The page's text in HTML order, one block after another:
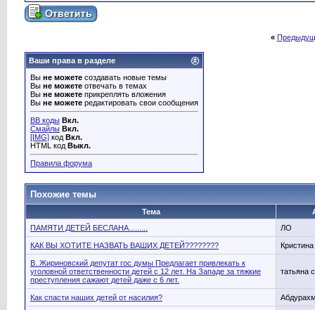
«
Ваши права в разделе
Вы не можете создавать новые темы
Вы не можете отвечать в темах
Вы не можете прикреплять вложения
Вы не можете редактировать свои сообщения
BB коды Вкл.
Смайлы Вкл.
[IMG] код Вкл.
HTML код Выкл.
Правила форума
Похожие темы
Тема
ПАМЯТИ ДЕТЕЙ БЕСЛАНА.........
ЛО
КАК ВЫ ХОТИТЕ НАЗВАТЬ ВАШИХ ДЕТЕЙ????????
В. Жириновский депутат гос думы Предлагает привлекать к
уголовной ответственности детей с 12 лет. На Западе за тяжкие
преступления сажают детей даже с 6 лет.
татьяна
Как спасти наших детей от насилия?